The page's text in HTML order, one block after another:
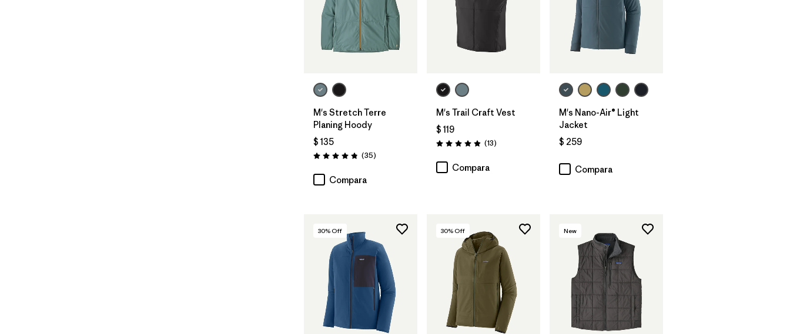
M's Stretch Terre
Planing Hoody
$ 135
Valoración: 4.8 / 5
(35Comentarios
)
Compara
M's Trail Craft Vest
$ 119
Valoración: 4.9 / 5
(13Comentarios
)
Compara
M's Nano-Air® Light
Jacket
$ 259
Compara
30% Off 30% Off New